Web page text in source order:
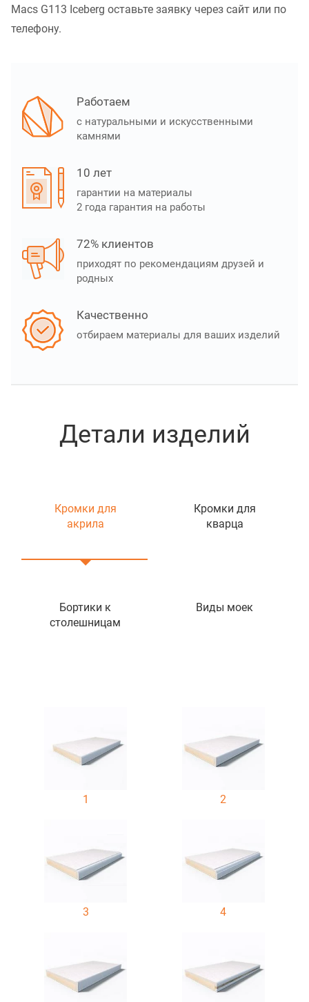
Macs G113 Iceberg оставьте заявку через сайт или по
телефону.
Работаем
с натуральными и искусственными
камнями
10 лет
гарантии на материалы
2 года гарантия на работы
72% клиентов
приходят по рекомендациям друзей и
родных
Качественно
отбираем материалы для ваших изделий
Детали изделий
Кромки для
акрила
Кромки для
кварца
Бортики к
столешницам
Виды моек
1 2
3 4